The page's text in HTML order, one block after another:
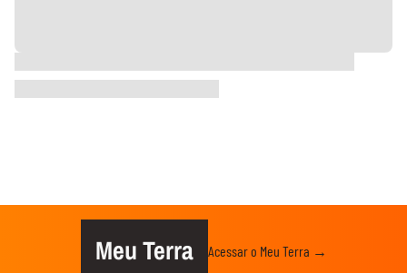
Meu Terra Acessar o Meu Terra →